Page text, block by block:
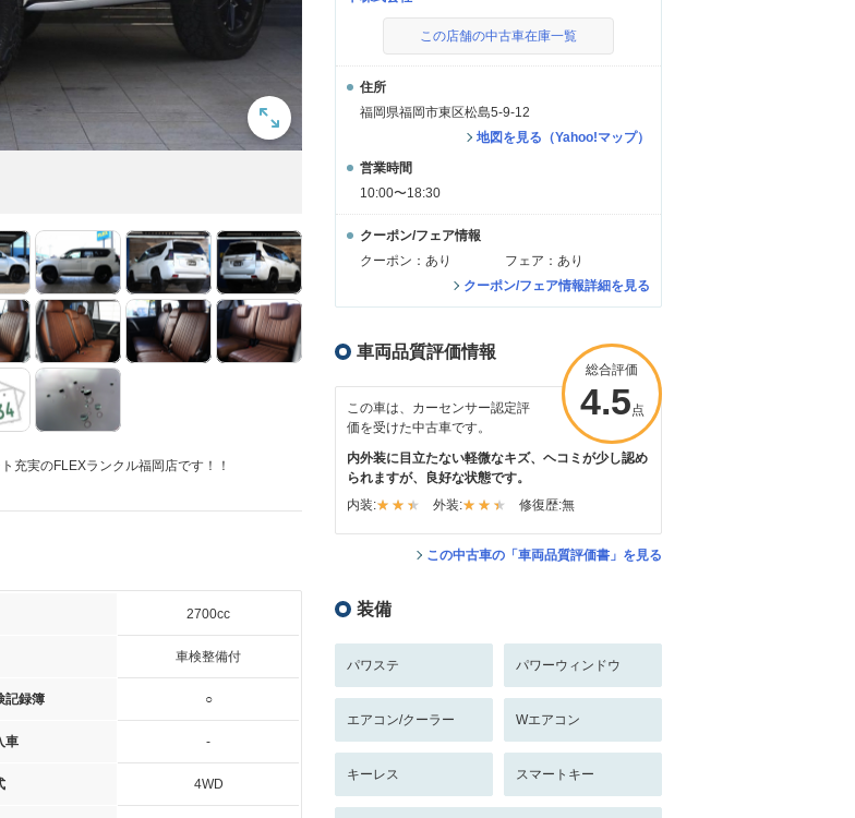
のFLEXランクル福岡店です！！
2700cc
車検整備付
記録簿 ○
車 -
4WD
この店舗の中古車在庫一覧
住所
福岡県福岡市東区松島5-9-12
地図を見る（Yahoo!マップ）
営業時間
10:00〜18:30
クーポン/フェア情報
クーポン：あり
フェア：あり
クーポン/フェア情報詳細を見る
車両品質評価情報
総合評価
4.5点
この車は、カーセンサー認定評
価を受けた中古車です。
内外装に目立たない軽微なキズ、ヘコミが少し認め
られますが、良好な状態です。
内装:
外装: 修復歴:無
この中古車の「車両品質評価書」を見る
装備
パワステ パワーウィンドウ
エアコン/クーラー Wエアコン
キーレス スマートキー